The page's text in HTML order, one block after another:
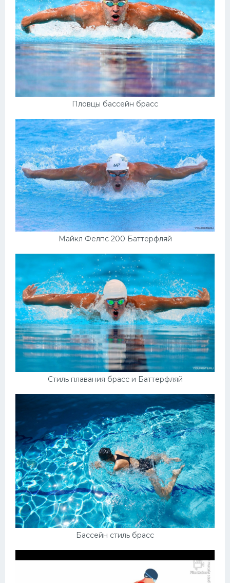
Пловцы бассейн брасс
Майкл Фелпс 200 Баттерфляй
Стиль плавания брасс и Баттерфляй
Бассейн стиль брасс